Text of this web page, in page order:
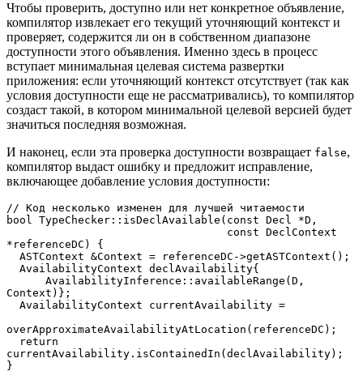
Чтобы проверить, доступно или нет конкретное объявление,
компилятор извлекает его текущий уточняющий контекст и
проверяет, содержится ли он в собственном диапазоне
доступности этого объявления. Именно здесь в процесс
вступает минимальная целевая система развертки
приложения: если уточняющий контекст отсутствует (так как
условия доступности еще не рассматривались), то компилятор
создаст такой, в котором минимальной целевой версией будет
значиться последняя возможная.
И наконец, если эта проверка доступности возвращает false,
компилятор выдаст ошибку и предложит исправление,
включающее добавление условия доступности:
// Код несколько изменен для лучшей читаемости
bool TypeChecker::isDeclAvailable(const Decl *D,
*referenceDC) {
Context)};
overApproximateAvailabilityAtLocation(referenceDC);
currentAvailability.isContainedIn(declAvailability);
}